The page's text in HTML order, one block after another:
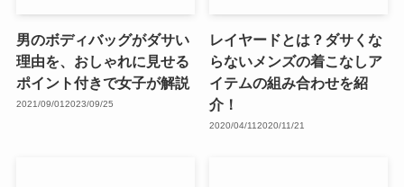
男のボディバッグがダサい
理由を、おしゃれに見せる
ポイント付きで女子が解説
2021/09/012023/09/25
レイヤードとは？ダサくな
らないメンズの着こなしア
イテムの組み合わせを紹
介！
2020/04/112020/11/21